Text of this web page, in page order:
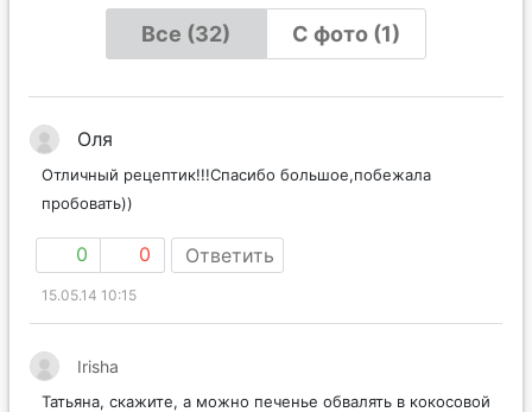
Все (32)
С фото (1)
Оля
Отличный рецептик!!!Спасибо большое,побежала
пробовать))
0 0 Ответить
15.05.14 10:15
Irisha
Татьяна, скажите, а можно печенье обвалять в кокосовой